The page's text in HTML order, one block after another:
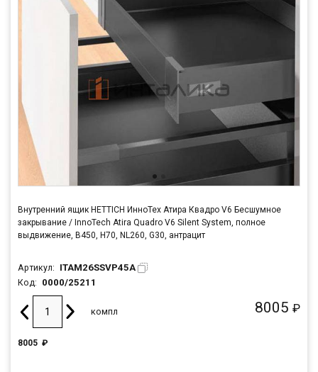
Внутренний ящик HETTICH ИнноТех Атира Квадро V6 Бесшумное
закрывание / InnoTech Atira Quadro V6 Silent System, полное
выдвижение, B450, H70, NL260, G30, антрацит
Артикул: ITAM26SSVP45A
Код: 0000/25211
8005 ₽
компл
8005 ₽